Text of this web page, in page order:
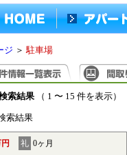
ジ ＞駐車場
索結果（ 1 〜 15 件を表示）
索結果
礼 0ヶ月